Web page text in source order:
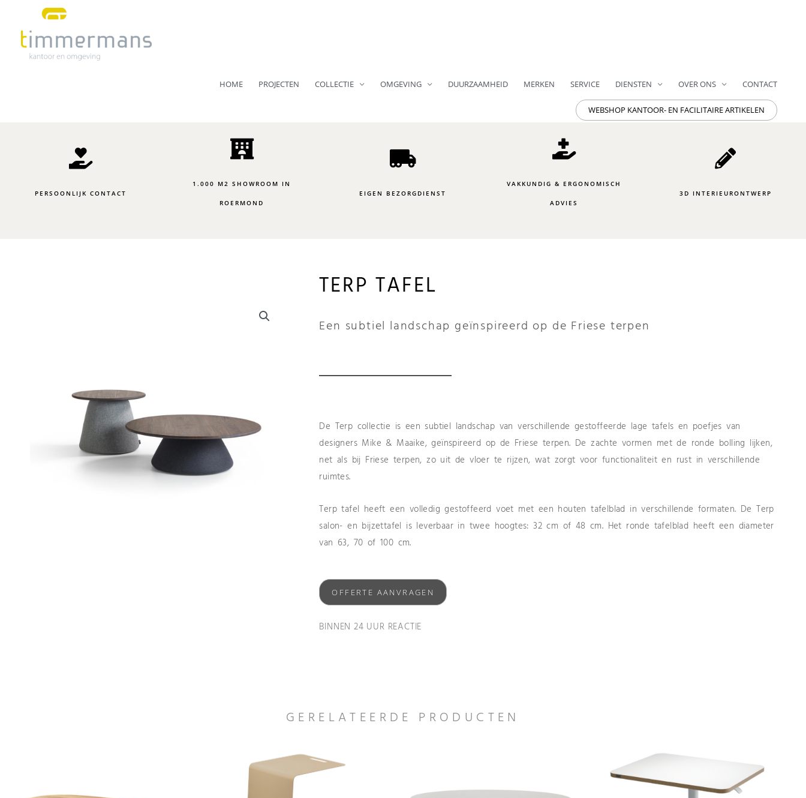
inhoud
HOME PROJECTEN COLLECTIE OMGEVING DUURZAAMHEID MERKEN SERVICE DIENSTEN OVER ONS CONTACT
WEBSHOP KANTOOR- EN FACILITAIRE ARTIKELEN
PERSOONLIJK CONTACT
1.000 M2 SHOWROOM IN
ROERMOND
EIGEN BEZORGDIENST
VAKKUNDIG & ERGONOMISCH
ADVIES
3D INTERIEURONTWERP
TERP TAFEL
Een subtiel landschap geïnspireerd op de Friese terpen
De Terp collectie is een subtiel landschap van verschillende gestoffeerde lage tafels en poefjes van
designers Mike & Maaike, geïnspireerd op de Friese terpen. De zachte vormen met de ronde bolling lijken,
net als bij Friese terpen, zo uit de vloer te rijzen, wat zorgt voor functionaliteit en rust in verschillende
ruimtes.
Terp tafel heeft een volledig gestoffeerd voet met een houten tafelblad in verschillende formaten. De Terp
salon- en bijzettafel is leverbaar in twee hoogtes: 32 cm of 48 cm. Het ronde tafelblad heeft een diameter
van 63, 70 of 100 cm.
OFFERTE AANVRAGEN
BINNEN 24 UUR REACTIE
GERELATEERDE PRODUCTEN